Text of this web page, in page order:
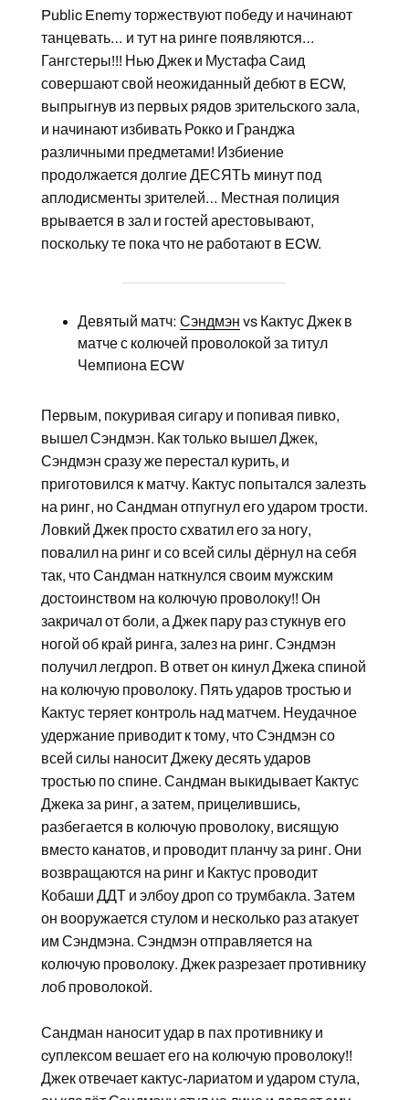
Public Enemy торжествуют победу и начинают
танцевать… и тут на ринге появляются…
Гангстеры!!! Нью Джек и Мустафа Саид
совершают свой неожиданный дебют в ECW,
выпрыгнув из первых рядов зрительского зала,
и начинают избивать Рокко и Гранджа
различными предметами! Избиение
продолжается долгие ДЕСЯТЬ минут под
аплодисменты зрителей… Местная полиция
врывается в зал и гостей арестовывают,
поскольку те пока что не работают в ECW.
Девятый матч: Сэндмэн vs Кактус Джек в
матче с колючей проволокой за титул
Чемпиона ECW
Первым, покуривая сигару и попивая пивко,
вышел Сэндмэн. Как только вышел Джек,
Сэндмэн сразу же перестал курить, и
приготовился к матчу. Кактус попытался залезть
на ринг, но Сандман отпугнул его ударом трости.
Ловкий Джек просто схватил его за ногу,
повалил на ринг и со всей силы дёрнул на себя
так, что Сандман наткнулся своим мужским
достоинством на колючую проволоку!! Он
закричал от боли, а Джек пару раз стукнув его
ногой об край ринга, залез на ринг. Сэндмэн
получил легдроп. В ответ он кинул Джека спиной
на колючую проволоку. Пять ударов тростью и
Кактус теряет контроль над матчем. Неудачное
удержание приводит к тому, что Сэндмэн со
всей силы наносит Джеку десять ударов
тростью по спине. Сандман выкидывает Кактус
Джека за ринг, а затем, прицелившись,
разбегается в колючую проволоку, висящую
вместо канатов, и проводит планчу за ринг. Они
возвращаются на ринг и Кактус проводит
Кобаши ДДТ и элбоу дроп со трумбакла. Затем
он вооружается стулом и несколько раз атакует
им Сэндмэна. Сэндмэн отправляется на
колючую проволоку. Джек разрезает противнику
лоб проволокой.
Сандман наносит удар в пах противнику и
cуплексом вешает его на колючую проволоку!!
Джек отвечает кактус-лариатом и ударом стула,